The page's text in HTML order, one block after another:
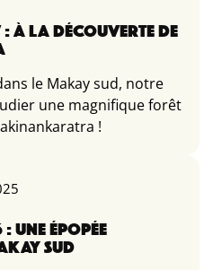
À LA DÉCOUVERTE DE
le Makay sud, notre
une magnifique forêt
!
UNE ÉPOPÉE
SUD